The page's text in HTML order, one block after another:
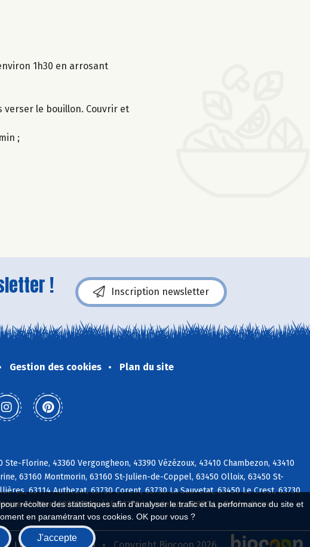
récolter des statistiques afin d'analyser le trafic et la performance du site et
en paramétrant vos cookies. OK pour vous ?
J'accepte
1h30 en arrosant
verser le bouillon. Couvrir et
;
! Inscription newsletter
Gestion des cookies Plan du site
Florine, 43360 Vergongheon, 43390 Vézézoux, 43410 Chambezon, 43410
63160 Montmorin, 63160 St-Julien-de-Coppel, 63450 Olloix, 63450 St-
63114 Authezat, 63730 Corent, 63730 La Sauvetat, 63450 Le Crest, 63730
Monton, 63270 Busséol, 63270 Isserteaux, 63800 La Roche-Noire
Le réseau Biocoop Copyright Biocoop 2026